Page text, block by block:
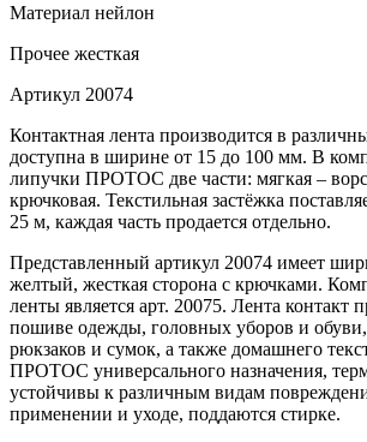
Материал нейлон
Прочее жесткая
Артикул 20074
Контактная лента производится в
доступна в ширине от 15 до 100 мм. В
липучки ПРОТОС две части: мягкая –
крючковая. Текстильная застёжка
25 м, каждая часть продается отдельно.
Представленный артикул 20074 имеет
желтый, жесткая сторона с крючками.
ленты является арт. 20075. Лента контакт
пошиве одежды, головных уборов и обуви,
рюкзаков и сумок, а также домашнего
ПРОТОС универсального назначения,
устойчивы к различным видам
применении и уходе, поддаются стирке.